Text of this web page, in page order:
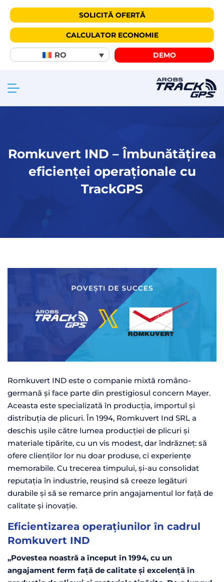
SOLICITĂ OFERTĂ
CALCULATOR ECONOMIE
RO DEMO
Romkuvert IND – Îmbunătățirea
eficienței operaționale cu
TrackGPS
Romkuvert IND este o companie mixtă româno-
germană și face parte din prestigiosul concern Mayer.
Aceasta este specializată în producția, importul și
distribuția de plicuri. În 1994, Romkuvert Ind SRL a
deschis ușile către lumea producției de plicuri și
materiale tipărite, cu un vis modest, dar îndrăzneț: să
ofere clienților lor nu doar produse, ci experiențe
memorabile. Cu trecerea timpului, și-au consolidat
reputația în industrie, reușind să creeze legături
durabile și să se remarce prin angajamentul lor față de
calitate și inovație.
Eficientizarea operațiunilor în cadrul
Romkuvert IND
„Povestea noastră a început în 1994, cu un
angajament ferm față de calitate și excelență în